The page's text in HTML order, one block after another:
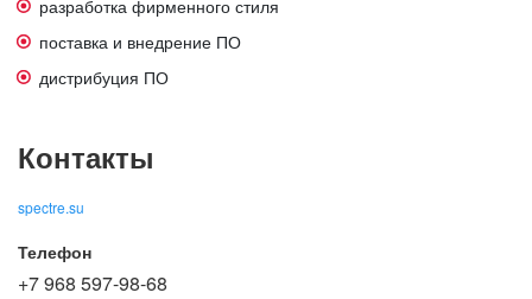
разработка фирменного стиля
поставка и внедрение ПО
дистрибуция ПО
Контакты
spectre.su
Телефон
+7 968 597-98-68